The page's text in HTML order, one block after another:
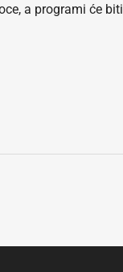
a programi će biti